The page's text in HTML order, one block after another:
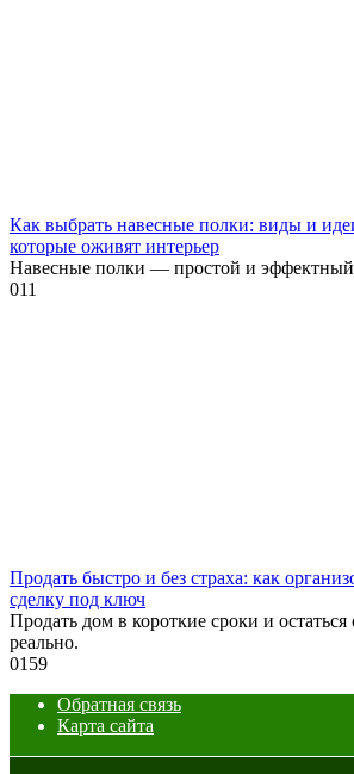
Как выбрать навесные полки: виды и
которые оживят интерьер
Навесные полки — простой и эффектный
011
Продать быстро и без страха: как
сделку под ключ
Продать дом в короткие сроки и
реально.
0159
Обратная связь
Карта сайта